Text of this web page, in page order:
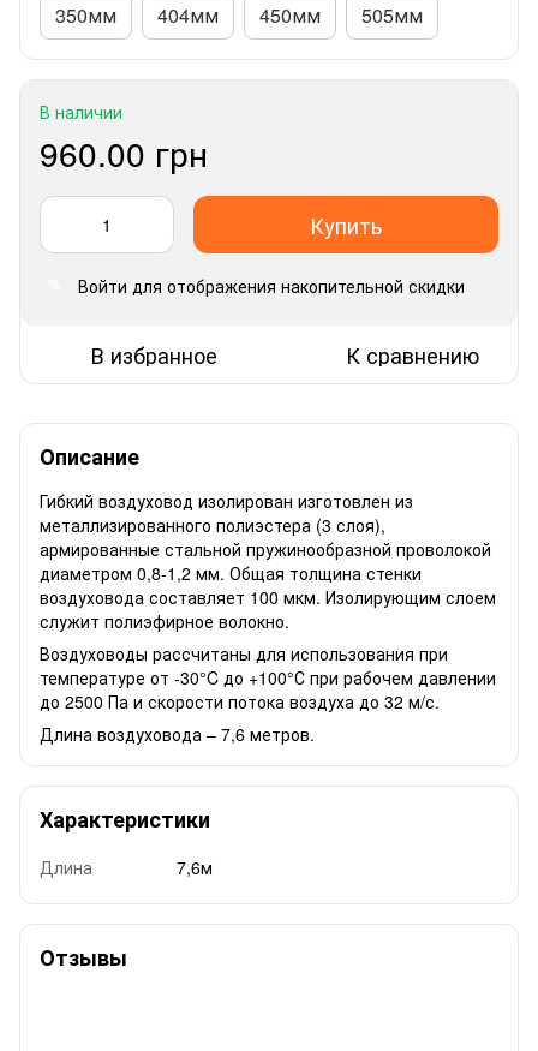
350мм 404мм 450мм 505мм
В наличии
960.00 грн
Купить
Войти для отображения накопительной скидки
В избранное К сравнению
Описание
Гибкий воздуховод изолирован изготовлен из
металлизированного полиэстера (3 слоя),
армированные стальной пружинообразной проволокой
диаметром 0,8-1,2 мм. Общая толщина стенки
воздуховода составляет 100 мкм. Изолирующим слоем
служит полиэфирное волокно.
Воздуховоды рассчитаны для использования при
температуре от -30°C до +100°С при рабочем давлении
до 2500 Па и скорости потока воздуха до 32 м/с.
Длина воздуховода – 7,6 метров.
Характеристики
Длина 7,6м
Отзывы